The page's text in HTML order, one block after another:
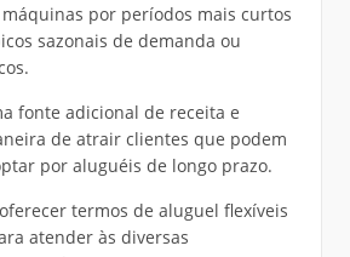
por períodos mais curtos
sazonais de demanda ou
fonte adicional de receita e
de atrair clientes que podem
por aluguéis de longo prazo.
termos de aluguel flexíveis
atender às diversas